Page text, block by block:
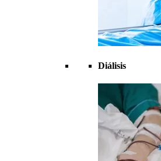
Diálisis